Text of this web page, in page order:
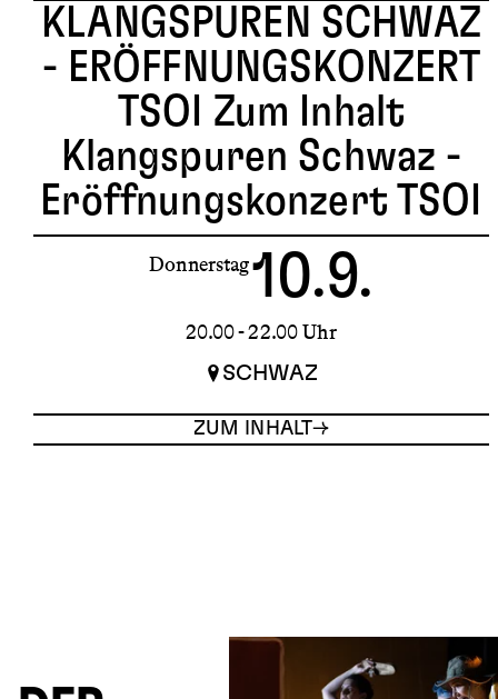
KLANGSPUREN SCHWAZ
- ERÖFFNUNGSKONZERT
TSOI Zum Inhalt
Klangspuren Schwaz -
Eröffnungskonzert TSOI
Donnerstag10.9.
20.00 - 22.00 Uhr
SCHWAZ
ZUM INHALT